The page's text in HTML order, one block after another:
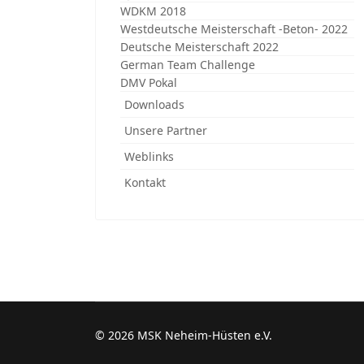
WDKM 2018
Westdeutsche Meisterschaft -Beton- 2022
Deutsche Meisterschaft 2022
German Team Challenge
DMV Pokal
Downloads
Unsere Partner
Weblinks
Kontakt
© 2026 MSK Neheim-Hüsten e.V.